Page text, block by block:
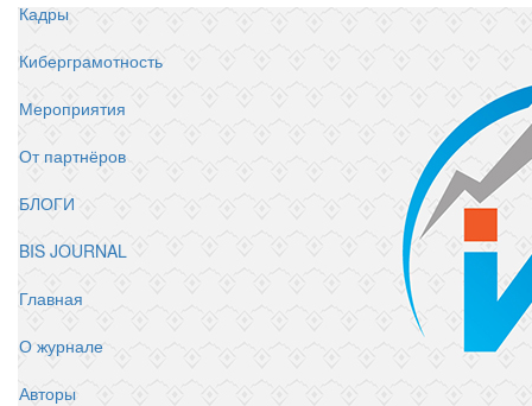
Кадры
Киберграмотность
Мероприятия
От партнёров
БЛОГИ
BIS JOURNAL
Главная
О журнале
Авторы